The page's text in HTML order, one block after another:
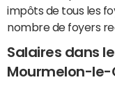
impôts de tous les
nombre de foyers
Salaires dans
Mourmelon-le-